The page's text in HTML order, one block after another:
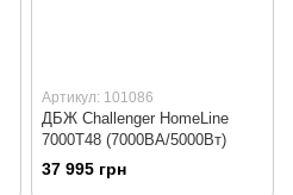
Артикул: 101086
ДБЖ Challenger HomeLine
7000T48 (7000ВА/5000Вт)
37 995 грн